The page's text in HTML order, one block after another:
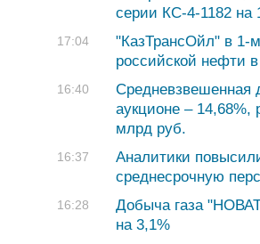
серии КС-4-1182 на
17:04
"КазТрансОйл" в 1-
российской нефти
16:40
Средневзвешенная
аукционе –
млрд руб.
16:37
Аналитики
среднесрочную
16:28
Добыча газа
на 3,1%